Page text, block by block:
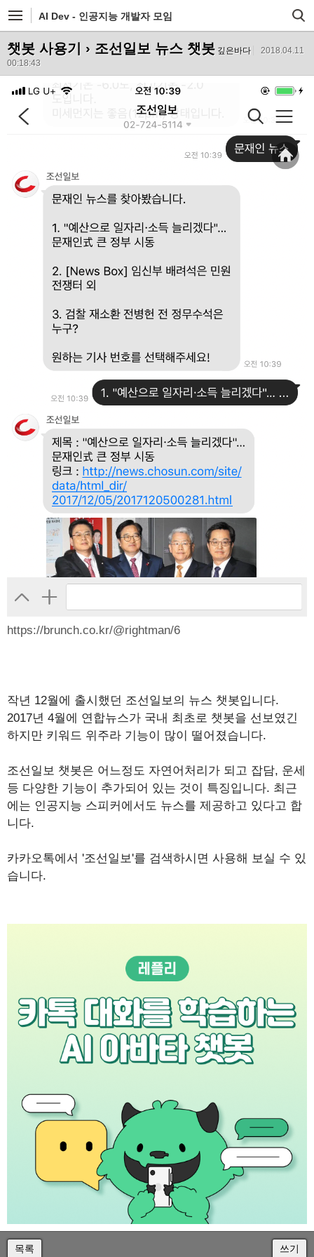
AI Dev - 인공지능 개발자 모임
챗봇 사용기 › 조선일보 뉴스 챗봇 깊은바다
2018.04.11
00:18:43
https://brunch.co.kr/@rightman/6
작년 12월에 출시했던 조선일보의 뉴스 챗봇입니다.
2017년 4월에 연합뉴스가 국내 최초로 챗봇을 선보였긴
하지만 키워드 위주라 기능이 많이 떨어졌습니다.
조선일보 챗봇은 어느정도 자연어처리가 되고 잡담, 운세
등 다양한 기능이 추가되어 있는 것이 특징입니다. 최근
에는 인공지능 스피커에서도 뉴스를 제공하고 있다고 합
니다.
카카오톡에서 '조선일보'를 검색하시면 사용해 보실 수 있
습니다.
목록 쓰기